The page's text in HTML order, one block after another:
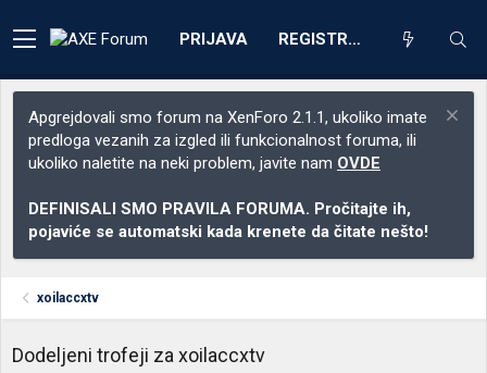
PRIJAVA REGISTRACIJA
Apgrejdovali smo forum na XenForo 2.1.1, ukoliko imate
predloga vezanih za izgled ili funkcionalnost foruma, ili
ukoliko naletite na neki problem, javite nam OVDE
DEFINISALI SMO PRAVILA FORUMA. Pročitajte ih,
pojaviće se automatski kada krenete da čitate nešto!
xoilaccxtv
Dodeljeni trofeji za xoilaccxtv